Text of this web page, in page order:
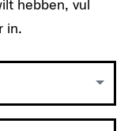
hebben, vul
in.